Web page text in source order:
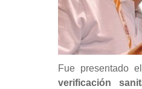
Fue presentado
verificación